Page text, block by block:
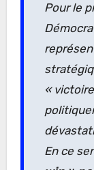
Pour le
«
En ce